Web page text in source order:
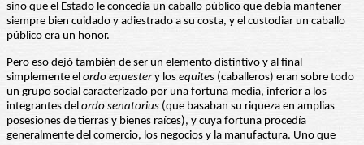
sino que el Estado le concedía un caballo público que debía mantener
siempre bien cuidado y adiestrado a su costa, y el custodiar un caballo
público era un honor.
Pero eso dejó también de ser un elemento distintivo y al final
simplemente el ordo equestery los equites (caballeros) eran sobre todo
un grupo social caracterizado por una fortuna media, inferior a los
integrantes del ordo senatorius (que basaban su riqueza en amplias
posesiones de tierras y bienes raíces), y cuya fortuna procedía
generalmente del comercio, los negocios y la manufactura. Uno que